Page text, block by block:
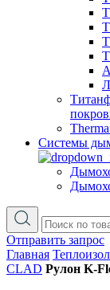
Cистемы
Отправить запрос
Главная
CLAD Рулон K-